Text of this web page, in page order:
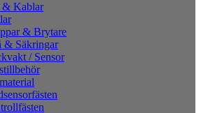
Kablar
& Brytare
& Säkringar
/ Sensor